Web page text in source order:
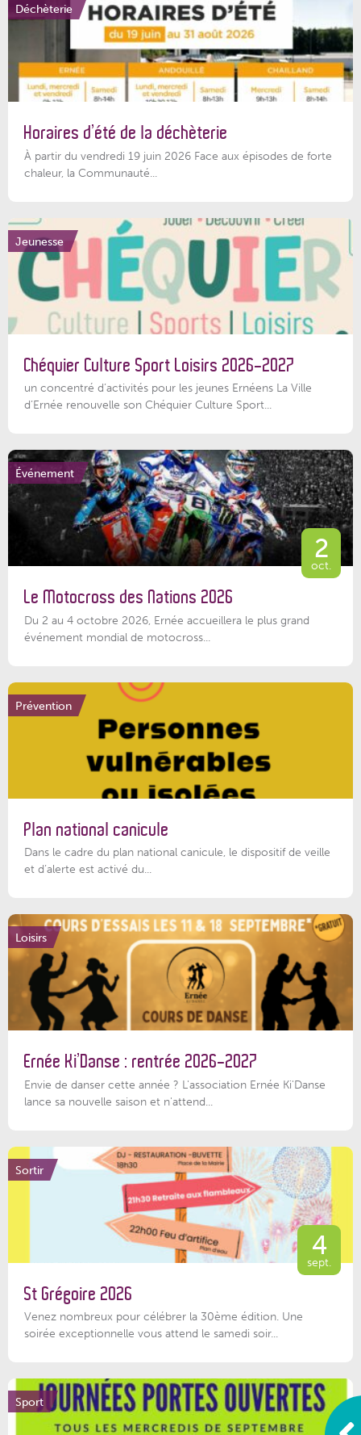
Déchèterie
Horaires d’été de la déchèterie
À partir du vendredi 19 juin 2026 Face aux épisodes de forte
chaleur, la Communauté...
Jeunesse
Chéquier Culture Sport Loisirs 2026-2027
un concentré d’activités pour les jeunes Ernéens La Ville
d’Ernée renouvelle son Chéquier Culture Sport...
Événement
2
oct.
Le Motocross des Nations 2026
Du 2 au 4 octobre 2026, Ernée accueillera le plus grand
événement mondial de motocross...
Prévention
Plan national canicule
Dans le cadre du plan national canicule, le dispositif de veille
et d’alerte est activé du...
Loisirs
Ernée Ki’Danse : rentrée 2026-2027
Envie de danser cette année ? L'association Ernée Ki'Danse
lance sa nouvelle saison et n'attend...
Sortir
4
sept.
St Grégoire 2026
Venez nombreux pour célébrer la 30ème édition. Une
soirée exceptionnelle vous attend le samedi soir...
Sport